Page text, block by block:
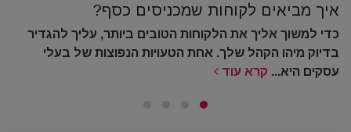
איך מביאים לקוחות שמכניסים כסף?
כדי למשוך אליך את הלקוחות הטובים ביותר, עליך להגדיר
בדיוק מיהו הקהל שלך. אחת הטעויות הנפוצות של בעלי
עסקים היא... קרא עוד
מה אומר כדור הבדולח?! ראייה מחודשת על
השגרה.
מציאות החדשה, שגרה מחודשת אחרי ימי ההסגר והקורונה,
ימים של אי וודאות, קיפאון כלכלי, עסקים שקרסו, ועסקים